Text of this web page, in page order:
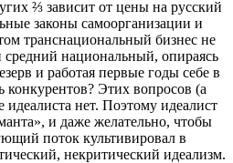
⅔ зависит от цены на русский
законы самоорганизации и
транснациональный бизнес не
национальный, опираясь
и работая первые годы себе в
конкурентов? Этих вопросов (а
идеалиста нет. Поэтому идеалист
и даже желательно, чтобы
поток культивировал в
некритический идеализм.